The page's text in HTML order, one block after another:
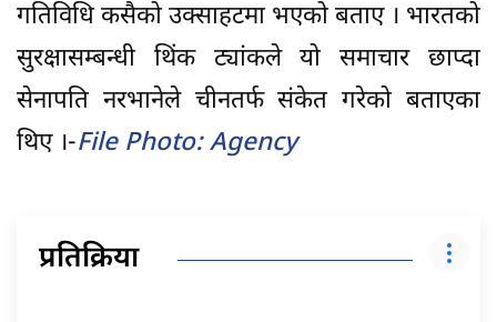
गतिविधि कसैको उक्साहटमा भएको बताए । भारतको
सुरक्षासम्बन्धी थिंक ट्यांकले यो समाचार छाप्दा
सेनापति नरभानेले चीनतर्फ संकेत गरेको बताएका
थिए ।-File Photo: Agency
प्रतिक्रिया